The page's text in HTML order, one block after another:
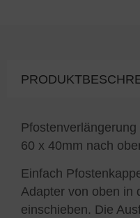
60 x 40mm nach
Einfach
Adapter von oben in
einschieben. Die